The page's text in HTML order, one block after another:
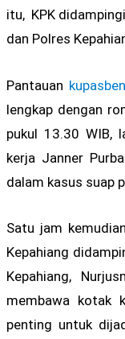
itu, KPK
dan Polres
Pantauan
lengkap dengan
pukul 13.30 WIB,
kerja Janner
dalam kasus suap
Satu jam
Kepahiang
Kepahiang,
membawa kotak
penting untuk